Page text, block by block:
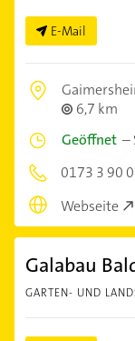
E-Mail
6,7 km
Geöffnet –
0173 3 90
Webseite
Galabau
GARTEN- UND